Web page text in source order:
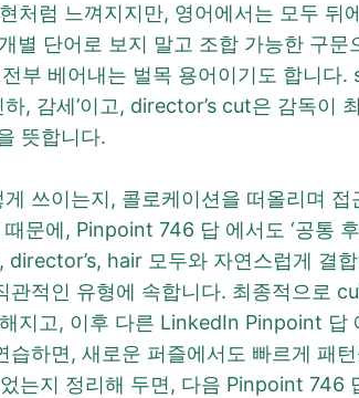
처럼 느껴지지만, 영어에서는 모두 뒤
단어로 보지 말고 조합 가능한 구문
부 베어내는 벌목 용어이기도 합니
, 감세’이고, director’s cut은 감독이
뜻합니다.
쓰이는지, 콜로케이션을 떠올리며 접
에, Pinpoint 746 답 에서도 ‘공통 후
hair 모두와 자연스럽게 결
적인 유형에 속합니다. 최종적으로
지고, 이후 다른 LinkedIn Pinpoint 답
하면, 새로운 퍼즐에서도 빠르게 패
는지 정리해 두면, 다음 Pinpoint 746